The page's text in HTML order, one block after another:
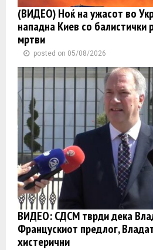
(ВИДЕО) Ноќ на ужасот во
нападна Киев со балистички
мртви
posted on 05/08/2026
ВИДЕО: СДСМ тврди дека
Францускиот предлог,
хистерични